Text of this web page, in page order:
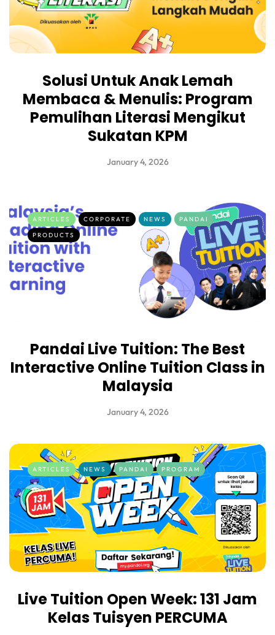
Solusi Untuk Anak Lemah
Membaca & Menulis: Program
Pemulihan Literasi Mengikut
Sukatan KPM
January 4, 2026
ARTICLES CORPORATE NEWS
PANDAI
PRODUCTS
Pandai Live Tuition: The Best
Interactive Online Tuition Class in
Malaysia
January 4, 2026
ARTICLES NEWS PANDAI PROGRAM
Live Tuition Open Week: 131 Jam
Kelas Tuisyen PERCUMA